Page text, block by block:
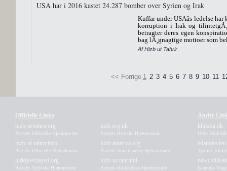
USA har i 2016 kastet 24.287 bomber over Syrien og Irak
Kuffar under USAâs ledelse
korruption i Irak og
betragter deres egen
bag lÃ¸gnagtige mottoer som
Af Hizb ut Tahrir
<< Forrige 1 2 3 4 5 6 7 8 9 10 11
Officielle Links
hizb-ut-tahrir.org
Partiets Officielle Hjemmeside
hizb.org.uk
Partiets Britiske Hjemmeside
hizb-ut-tahrir.info
Partiets Officielle Mediekontor
hizb-america.org
Partiets Amerikanske Hjemmeside
turkiyevilayeti.org
Partiets Tyrkiske Hjemmeside
hizb-ut-tahrir.nl
Partiets Hollandske Hjemmeside
Andre
khilafat.dk
Urdu
Tyrkisk
Islamisk